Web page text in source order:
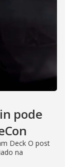
pode
Deck O post
na